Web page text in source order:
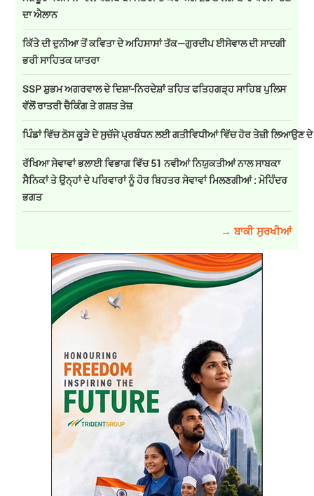
ਦਾ ਐਲਾਨ
ਕਿੱਤੇ ਦੀ ਦੁਨੀਆ ਤੋਂ ਕਵਿਤਾ ਦੇ ਅਹਿਸਾਸਾਂ ਤੱਕ—ਗੁਰਦੀਪ ਈਸੇਵਾਲ ਦੀ ਸਾਦਗੀ
ਭਰੀ ਸਾਹਿਤਕ ਯਾਤਰਾ
SSP ਸ਼ੁਭਮ ਅਗਰਵਾਲ ਦੇ ਦਿਸ਼ਾ-ਨਿਰਦੇਸ਼ਾਂ ਤਹਿਤ ਫਤਿਹਗੜ੍ਹ ਸਾਹਿਬ ਪੁਲਿਸ
ਵੱਲੋਂ ਰਾਤਰੀ ਚੈਕਿੰਗ ਤੇ ਗਸ਼ਤ ਤੇਜ਼
ਪਿੰਡਾਂ ਵਿੱਚ ਠੋਸ ਕੂੜੇ ਦੇ ਸੁਚੱਜੇ ਪ੍ਰਬੰਧਨ ਲਈ ਗਤੀਵਿਧੀਆਂ ਵਿੱਚ ਹੋਰ ਤੇਜ਼ੀ ਲਿਆਉਣ
ਰੱਖਿਆ ਸੇਵਾਵਾਂ ਭਲਾਈ ਵਿਭਾਗ ਵਿੱਚ 51 ਨਵੀਆਂ ਨਿਯੁਕਤੀਆਂ ਨਾਲ ਸਾਬਕਾ
ਸੈਨਿਕਾਂ ਤੇ ਉਨ੍ਹਾਂ ਦੇ ਪਰਿਵਾਰਾਂ ਨੂੰ ਹੋਰ ਬਿਹਤਰ ਸੇਵਾਵਾਂ ਮਿਲਣਗੀਆਂ : ਮੋਹਿੰਦਰ
ਭਗਤ
→ ਬਾਕੀ ਸੁਰਖੀਆਂ